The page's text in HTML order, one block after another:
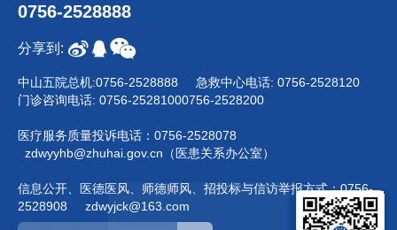
0756-2528888
分享到:
中山五院总机:0756-2528888 急救中心电话: 0756-2528120
门诊咨询电话: 0756-25281000756-2528200
医疗服务质量投诉电话： 0756-2528078
zdwyyhb@zhuhai.gov.cn（医患关系办公室）
信息公开、医德医风、师德师风、招投标与信访举报方式：0756-
2528908
zdwyjck@163.com